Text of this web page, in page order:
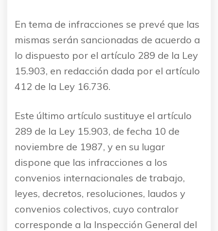
En tema de infracciones se prevé que las
mismas serán sancionadas de acuerdo a
lo dispuesto por el artículo 289 de la Ley
15.903, en redacción dada por el artículo
412 de la Ley 16.736.
Este último artículo sustituye el artículo
289 de la Ley 15.903, de fecha 10 de
noviembre de 1987, y en su lugar
dispone que las infracciones a los
convenios internacionales de trabajo,
leyes, decretos, resoluciones, laudos y
convenios colectivos, cuyo contralor
corresponde a la Inspección General del